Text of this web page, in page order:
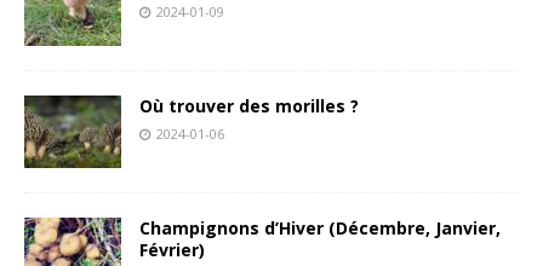
2024-01-09
Où trouver des morilles ?
2024-01-06
Champignons d’Hiver (Décembre, Janvier,
Février)